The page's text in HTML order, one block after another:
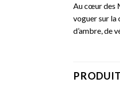
Au cœur des
voguer sur la
d’ambre, de